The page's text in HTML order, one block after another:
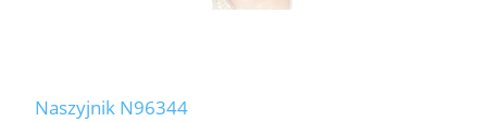
Naszyjnik N96344